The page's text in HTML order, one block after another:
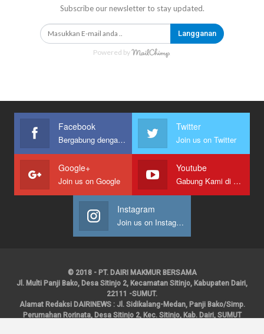
Subscribe our newsletter to stay updated.
Langganan
Powered by
Facebook
Bergabung dengan kami
Twitter
Join us on Twitter
Google+
Join us on Google
Youtube
Gabung Kami di Youtube
Instagram
Join us on Instagram
© 2018 - PT. DAIRI MAKMUR BERSAMA
Jl. Multi Panji Bako, Desa Sitinjo 2, Kecamatan Sitinjo, Kabupaten Dairi,
22111 -SUMUT.
Alamat Redaksi DAIRINEWS : Jl. Sidikalang-Medan, Panji Bako/Simp.
Perumahan Rorinata, Desa Sitinjo 2, Kec. Sitinjo, Kab. Dairi, SUMUT